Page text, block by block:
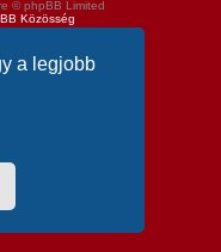
a legjobb
© phpBB Limited
Közösség